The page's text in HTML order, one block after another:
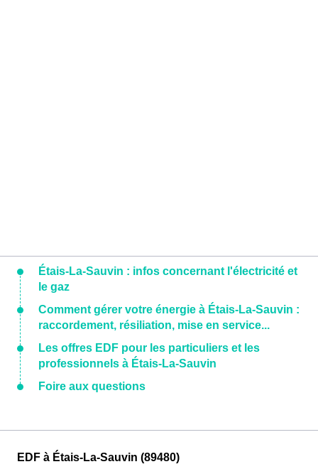
Étais-La-Sauvin : infos concernant l'électricité et
le gaz
Comment gérer votre énergie à Étais-La-Sauvin :
raccordement, résiliation, mise en service...
Les offres EDF pour les particuliers et les
professionnels à Étais-La-Sauvin
Foire aux questions
EDF à Étais-La-Sauvin (89480)